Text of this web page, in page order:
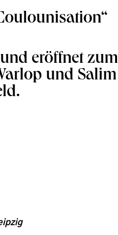
eröffnet zum
und Salim